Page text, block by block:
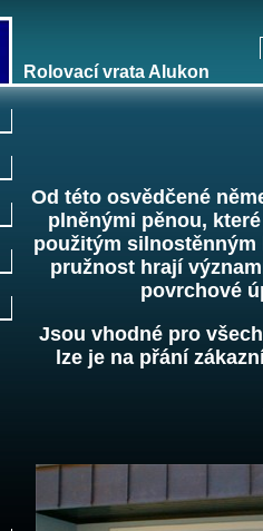
Rolovací vrata Alukon
Od této osvědčené
plněnými pěnou,
použitým
pružnost hrají
povrchové
Jsou vhodné pro
lze je na přání